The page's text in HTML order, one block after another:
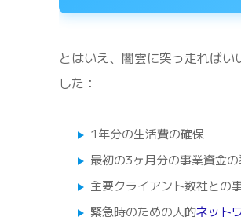
とはいえ、闇雲に突っ走れば
した：
1年分の生活費の確保
最初の3ヶ月分の事業資金
主要クライアント数社との
緊急時のための人的ネット